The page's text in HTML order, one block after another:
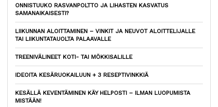
ONNISTUUKO RASVANPOLTTO JA LIHASTEN KASVATUS
SAMANAIKAISESTI?
LIIKUNNAN ALOITTAMINEN – VINKIT JA NEUVOT ALOITTELIJALLE
TAI LIIKUNTATAUOLTA PALAAVALLE
TREENIVÄLINEET KOTI- TAI MÖKKISALILLE
IDEOITA KESÄRUOKAILUUN + 3 RESEPTIVINKKIÄ
KESÄLLÄ KEVENTÄMINEN KÄY HELPOSTI – ILMAN LUOPUMISTA
MISTÄÄN!